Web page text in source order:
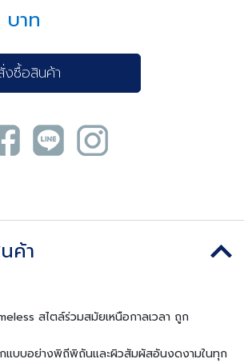
าท
งซื้อสินค้า
ค้า
สไตล์ร่วมสมัยเหนือกาลเวลา ถูก
แบบอย่างพิถีพิถันและผิวสัมผัสอันงดงามในทุก